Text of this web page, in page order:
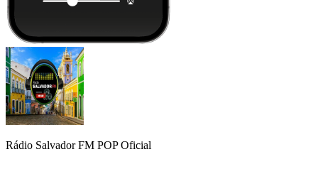
Rádio Salvador FM POP Oficial